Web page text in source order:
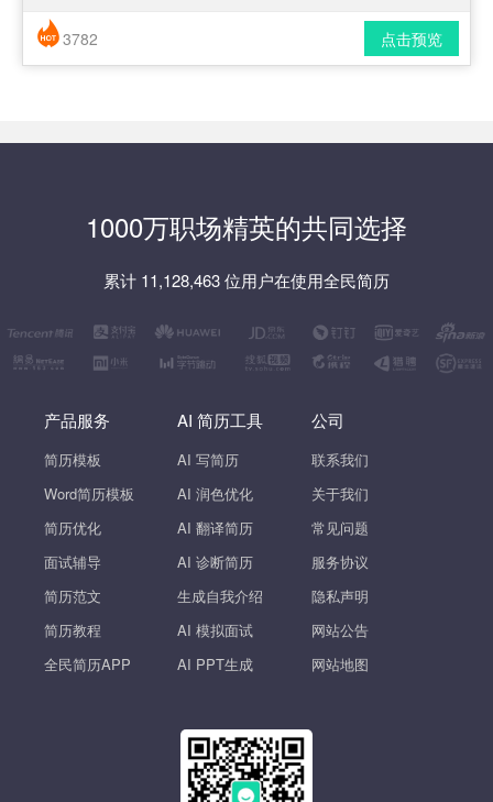
简历风格： 时尚 / 简洁 / 应届生
点击预览
3782
1000万职场精英的共同选择
累计 11,128,463 位用户在使用全民简历
产品服务
简历模板
Word简历模板
简历优化
面试辅导
简历范文
简历教程
全民简历APP
AI 简历工具
AI 写简历
AI 润色优化
AI 翻译简历
AI 诊断简历
生成自我介绍
AI 模拟面试
AI PPT生成
公司
联系我们
关于我们
常见问题
服务协议
隐私声明
网站公告
网站地图